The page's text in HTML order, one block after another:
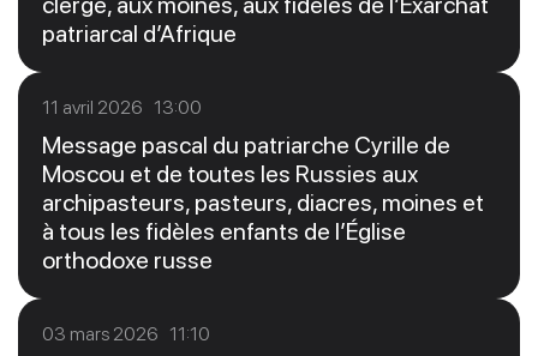
patriarcal d’Afrique
11 avril 2026 13:00
Message pascal du patriarche Cyrille de
Moscou et de toutes les Russies aux
archipasteurs, pasteurs, diacres, moines et
à tous les fidèles enfants de l’Église
orthodoxe russe
03 mars 2026 11:10